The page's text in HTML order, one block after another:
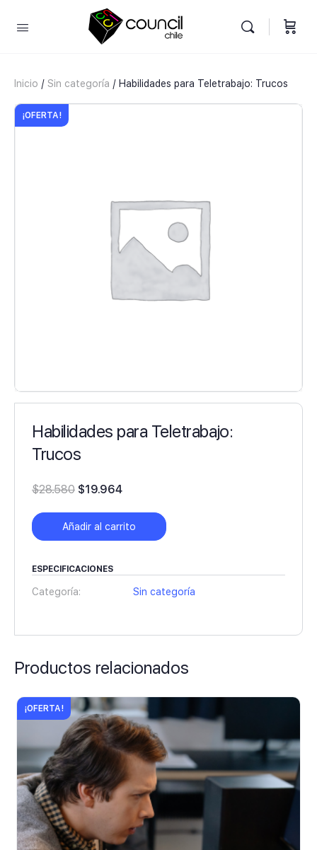
Inicio / Sin categoría / Habilidades para Teletrabajo: Trucos
¡OFERTA!
Habilidades para Teletrabajo:
Trucos
$28.580 El
original
$28.580.
$19.964El
actual
Añadir al carrito
ESPECIFICACIONES
Categoría: Sin categoría
Productos relacionados
¡OFERTA!